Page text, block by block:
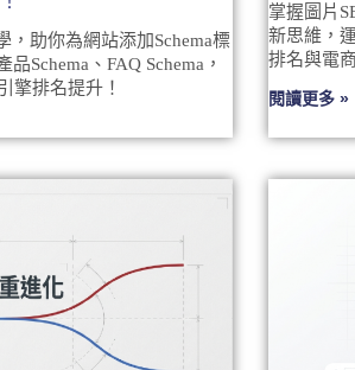
，助你為網站添加Schema標
Schema、FAQ Schema，
擎排名提升！
掌握圖片
新思維，
排名與電
閱讀更多 »